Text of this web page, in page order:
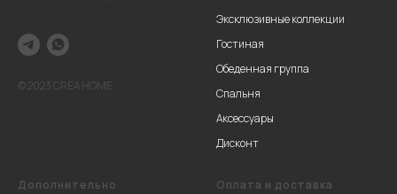
© 2023 CREA HOME
Эксклюзивные коллекции
Гостиная
Обеденная группа
Спальня
Аксессуары
Дисконт
Дополнительно Оплата и доставка